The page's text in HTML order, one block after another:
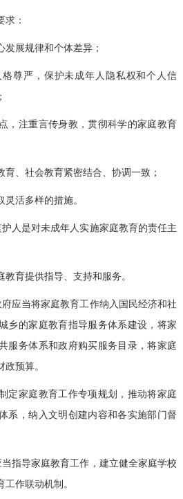
：
展规律和个体差异；
严，保护未成年人隐私权和个人信
注重言传身教，贯彻科学的家庭教育
、社会教育紧密结合、协调一致；
活多样的措施。
人是对未成年人实施家庭教育的责任主
育提供指导、支持和服务。
应当将家庭教育工作纳入国民经济和社
乡的家庭教育指导服务体系建设，将家
服务体系和政府购买服务目录，将家庭
预算。
家庭教育工作专项规划，推动将家庭
系，纳入文明创建内容和各实施部门督
指导家庭教育工作，建立健全家庭学校
作联动机制。